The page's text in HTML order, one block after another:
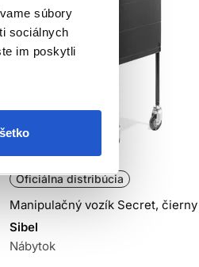
súbory
sociálnych
im poskytli
Doprava zadarmo
Oficiálna distribúcia
Manipulačný vozík Secret, čierny
Sibel
Nábytok